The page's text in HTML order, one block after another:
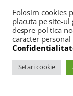
Toate
Acasă Ce
Folosim cookies
placuta pe site-
despre politica
caracter
Setari cookie